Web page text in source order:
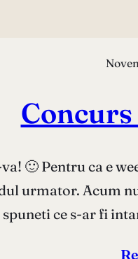
🙂 Pentru ca e
urmator. Acum
ce s-ar fi